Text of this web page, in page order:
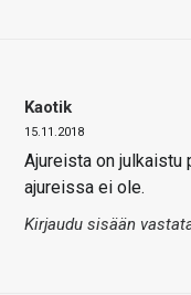
Kaotik
15.11.2018
Ajureista on julkaistu
ajureissa ei ole.
Kirjaudu sisään